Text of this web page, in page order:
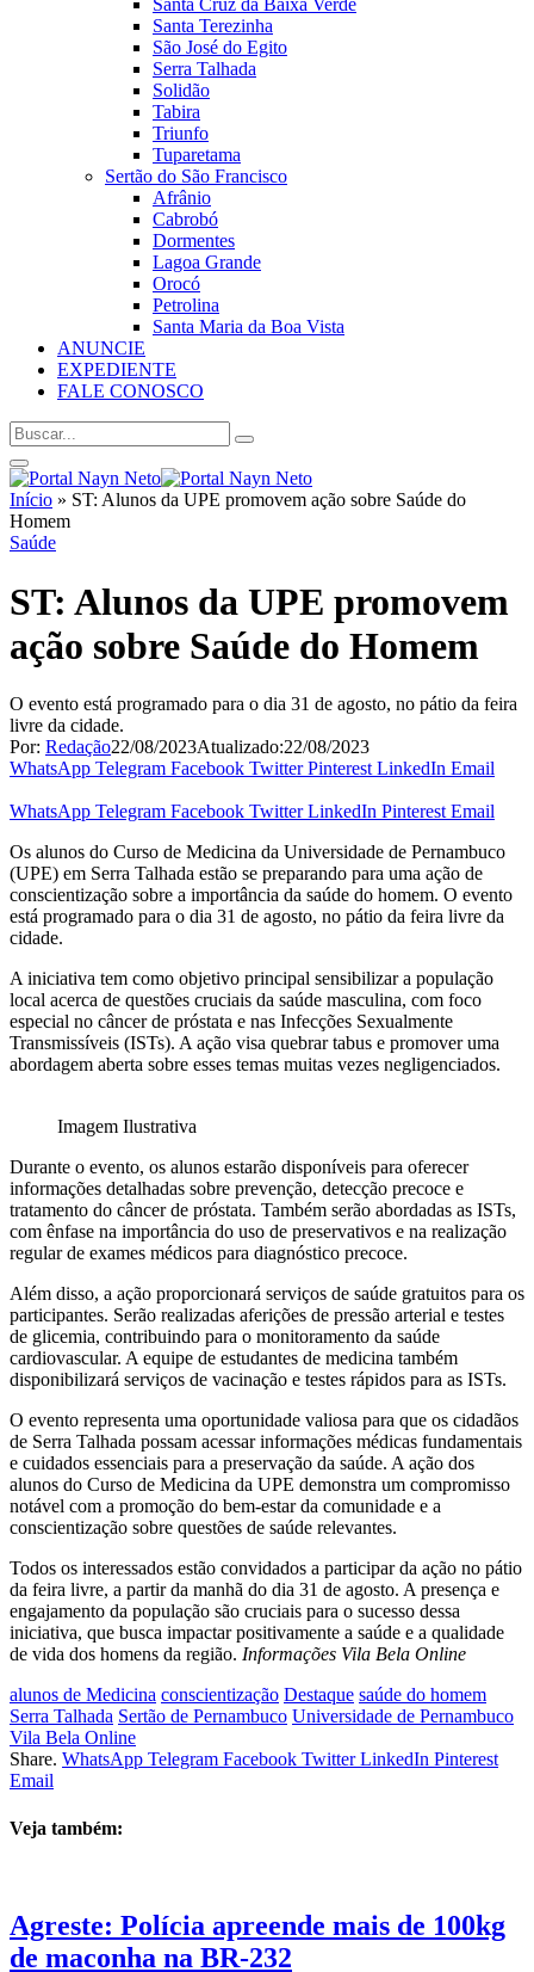
Santa Cruz da Baixa Verde
Santa Terezinha
São José do Egito
Serra Talhada
Solidão
Tabira
Triunfo
Tuparetama
Sertão do São Francisco
Afrânio
Cabrobó
Dormentes
Lagoa Grande
Orocó
Petrolina
Santa Maria da Boa Vista
ANUNCIE
EXPEDIENTE
FALE CONOSCO
Início » ST: Alunos da UPE promovem ação sobre Saúde do
Homem
Saúde
ST: Alunos da UPE promovem
ação sobre Saúde do Homem
O evento está programado para o dia 31 de agosto, no pátio da feira
livre da cidade.
Por: Redação22/08/2023Atualizado:22/08/2023
WhatsApp Telegram Facebook Twitter Pinterest LinkedIn Email
WhatsApp Telegram Facebook Twitter LinkedIn Pinterest Email
Os alunos do Curso de Medicina da Universidade de Pernambuco
(UPE) em Serra Talhada estão se preparando para uma ação de
conscientização sobre a importância da saúde do homem. O evento
está programado para o dia 31 de agosto, no pátio da feira livre da
cidade.
A iniciativa tem como objetivo principal sensibilizar a população
local acerca de questões cruciais da saúde masculina, com foco
especial no câncer de próstata e nas Infecções Sexualmente
Transmissíveis (ISTs). A ação visa quebrar tabus e promover uma
abordagem aberta sobre esses temas muitas vezes negligenciados.
Imagem Ilustrativa
Durante o evento, os alunos estarão disponíveis para oferecer
informações detalhadas sobre prevenção, detecção precoce e
tratamento do câncer de próstata. Também serão abordadas as ISTs,
com ênfase na importância do uso de preservativos e na realização
regular de exames médicos para diagnóstico precoce.
Além disso, a ação proporcionará serviços de saúde gratuitos para os
participantes. Serão realizadas aferições de pressão arterial e testes
de glicemia, contribuindo para o monitoramento da saúde
cardiovascular. A equipe de estudantes de medicina também
disponibilizará serviços de vacinação e testes rápidos para as ISTs.
O evento representa uma oportunidade valiosa para que os cidadãos
de Serra Talhada possam acessar informações médicas fundamentais
e cuidados essenciais para a preservação da saúde. A ação dos
alunos do Curso de Medicina da UPE demonstra um compromisso
notável com a promoção do bem-estar da comunidade e a
conscientização sobre questões de saúde relevantes.
Todos os interessados estão convidados a participar da ação no pátio
da feira livre, a partir da manhã do dia 31 de agosto. A presença e
engajamento da população são cruciais para o sucesso dessa
iniciativa, que busca impactar positivamente a saúde e a qualidade
de vida dos homens da região. Informações Vila Bela Online
alunos de Medicina conscientização Destaque saúde do homem
Serra Talhada Sertão de Pernambuco Universidade de Pernambuco
Vila Bela Online
Share. WhatsApp Telegram Facebook Twitter LinkedIn Pinterest
Email
Veja também:
Agreste: Polícia apreende mais de 100kg
de maconha na BR-232